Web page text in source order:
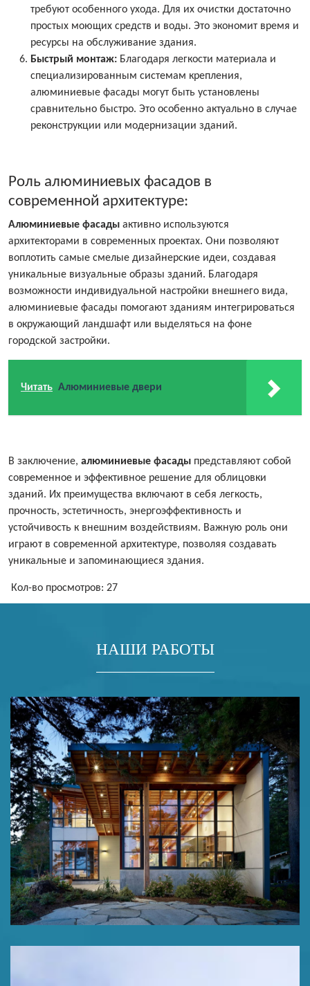
требуют особенного ухода. Для их очистки достаточно
простых моющих средств и воды. Это экономит время и
ресурсы на обслуживание здания.
Быстрый монтаж: Благодаря легкости материала и
специализированным системам крепления,
алюминиевые фасады могут быть установлены
сравнительно быстро. Это особенно актуально в случае
реконструкции или модернизации зданий.
Роль алюминиевых фасадов в
современной архитектуре:
Алюминиевые фасады активно используются
архитекторами в современных проектах. Они позволяют
воплотить самые смелые дизайнерские идеи, создавая
уникальные визуальные образы зданий. Благодаря
возможности индивидуальной настройки внешнего вида,
алюминиевые фасады помогают зданиям интегрироваться
в окружающий ландшафт или выделяться на фоне
городской застройки.
Читать Алюминиевые двери
В заключение, алюминиевые фасады представляют собой
современное и эффективное решение для облицовки
зданий. Их преимущества включают в себя легкость,
прочность, эстетичность, энергоэффективность и
устойчивость к внешним воздействиям. Важную роль они
играют в современной архитектуре, позволяя создавать
уникальные и запоминающиеся здания.
Кол-во просмотров: 27
НАШИ РАБОТЫ